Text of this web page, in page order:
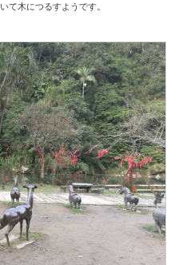
て木につるすようです。